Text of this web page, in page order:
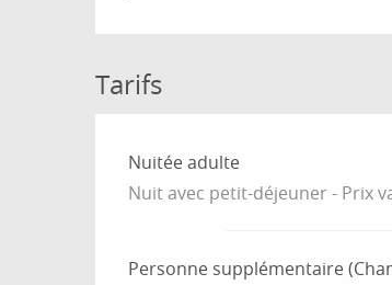
Tarifs
Tarifs 2026
Nuitée adulte
Nuit avec petit-déjeuner - Prix
Personne supplémentaire